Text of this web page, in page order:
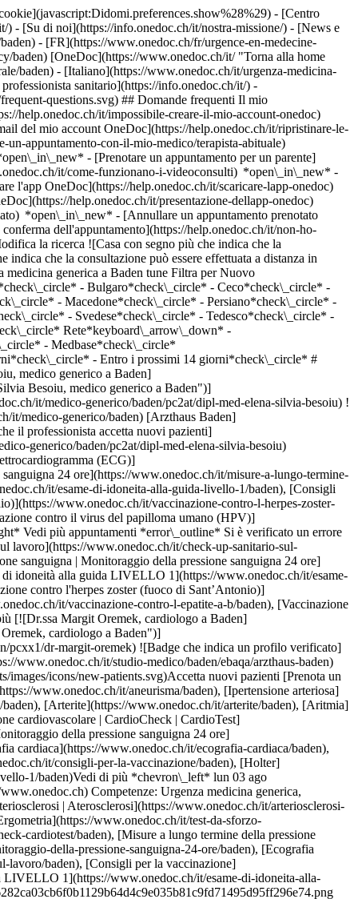
- [Centro
- [Su di noi](https://info.onedoc.ch/it/nostra-missione/) - [News e
- [FR](https://www.onedoc.ch/fr/urgence-en-medecine-
baden) [OneDoc](https://www.onedoc.ch/it/ "Torna alla home
baden) - [Italiano](https://www.onedoc.ch/it/urgenza-medicina-
sanitario](https://info.onedoc.ch/it/) -
questions.svg) ## Domande frequenti Il mio
help.onedoc.ch/it/impossibile-creare-il-mio-account-onedoc)
del mio account OneDoc](https://help.onedoc.ch/it/ripristinare-le-
un-appuntamento-con-il-mio-medico/terapista-abituale)
- [Prenotare un appuntamento per un parente]
it/come-funzionano-i-videoconsulti) *open\_in\_new* -
l'app OneDoc](https://help.onedoc.ch/it/scaricare-lapp-onedoc)
help.onedoc.ch/it/presentazione-dellapp-onedoc)
baden), [Arterite](https://www.onedoc.ch/it/arterite/baden), [Aritmia](https://www.onedoc.ch/it/aritmia/baden), [Test da sforzo | Ergometria](https://www.onedoc.ch/it/test-da-sforzo-ergometria/baden), [Prevenzione cardiovascolare | CardioCheck | CardioTest](https://www.onedoc.ch/it/prevenzione-cardiovascolare-cardiocheck-cardiotest/baden), [Misure a lungo termine della pressione sanguigna | Monitoraggio della pressione sanguigna 24 ore](https://www.onedoc.ch/it/misure-a-lungo-termine-della-pressione-sanguigna-monitoraggio-della-pressione-sanguigna-24-ore/baden), [Ecografia cardiaca](https://www.onedoc.ch/it/ecografia-cardiaca/baden), [Check-up sanitario sul lavoro](https://www.onedoc.ch/it/check-up-sanitario-sul-lavoro/baden), [Consigli per la vaccinazione](https://www.onedoc.ch/it/consigli-per-la-vaccinazione/baden), [Holter](https://www.onedoc.ch/it/holter/baden), [Esame di idoneità alla guida LIVELLO 1](https://www.onedoc.ch/it/esame-di-idoneita-alla-guida-livello-1/baden)Vedi di più *chevron\_left* lun 03 ago *chevron\_right* Vedi più appuntamenti *error\_outline* Si è verificato un errore durante il caricamento della disponibilità [Riprova](https://www.onedoc.ch) Competenze: Urgenza medicina generica, [Aneurisma](https://www.onedoc.ch/it/aneurisma/baden), [Ipertensione arteriosa](https://www.onedoc.ch/it/ipertensione-arteriosa/baden), [Arteriosclerosi | Aterosclerosi](https://www.onedoc.ch/it/arteriosclerosi-aterosclerosi/baden), [Arterite](https://www.onedoc.ch/it/arterite/baden), [Aritmia](https://www.onedoc.ch/it/aritmia/baden), [Test da sforzo | Ergometria](https://www.onedoc.ch/it/test-da-sforzo-ergometria/baden), [Prevenzione cardiovascolare | CardioCheck | CardioTest](https://www.onedoc.ch/it/prevenzione-cardiovascolare-cardiocheck-cardiotest/baden), [Misure a lungo termine della pressione sanguigna | Monitoraggio della pressione sanguigna 24 ore](https://www.onedoc.ch/it/misure-a-lungo-termine-della-pressione-sanguigna-monitoraggio-della-pressione-sanguigna-24-ore/baden), [Ecografia cardiaca](https://www.onedoc.ch/it/ecografia-cardiaca/baden), [Check-up sanitario sul lavoro](https://www.onedoc.ch/it/check-up-sanitario-sul-lavoro/baden), [Consigli per la vaccinazione](https://www.onedoc.ch/it/consigli-per-la-vaccinazione/baden), [Holter](https://www.onedoc.ch/it/holter/baden), [Esame di idoneità alla guida LIVELLO 1](https://www.onedoc.ch/it/esame-di-idoneita-alla-guida-livello-1/baden)Vedi di più [![Dipl. med. Marc Simon, medico generico a Baden](https://assets.onedoc.ch/images/users/dd65d41b2af76282ca03cb6f0b1129b64d4c9e035b81c9fd71495d95ff296e74.png "Dipl. med. Marc Simon, medico generico a Baden")](https://www.onedoc.ch/it/medico-generico/baden/pc19j/dipl-med-marc-simon) ### [Dipl. med. Marc Simon](https://www.onedoc.ch/it/medico-generico/baden/pc19j/dipl-med-marc-simon) ![Badge che indica un profilo verificato](https://www.onedoc.ch/assets/images/icons/checkmark.svg) [Medico generico](https://www.onedoc.ch/it/medico-generico/baden) [Arzthaus Baden](https://www.onedoc.ch/it/studio-medico/baden/ebaqa/arzthaus-baden) Badstrasse 32 5400 Baden ![Icona paziente con segno più che indica che il professionista accetta nuovi pazienti](https://www.onedoc.ch/assets/images/icons/new-patients.svg)Accetta